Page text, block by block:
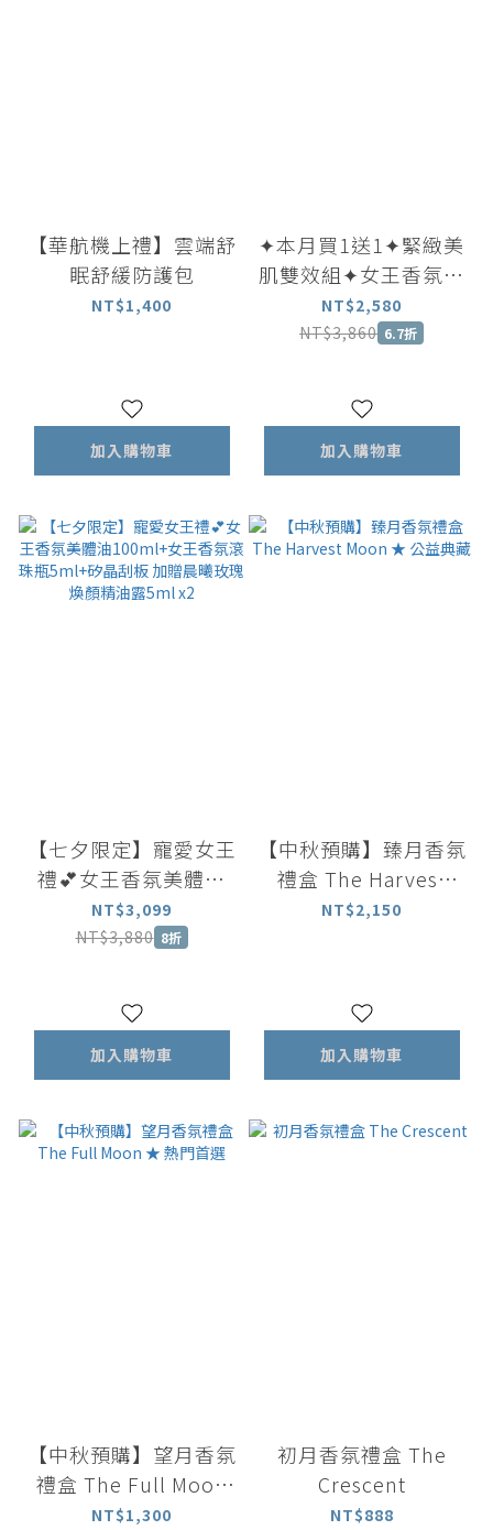
【華航機上禮】雲端舒
眠舒緩防護包
NT$1,400
加入購物車
✦本月買1送1✦緊緻美
肌雙效組✦女王香氛美
體油100ml 贈 美體乳
100ml
NT$2,580
NT$3,860 6.7折
加入購物車
【七夕限定】寵愛女王
禮💕女王香氛美體油
100ml+女王香氛滾珠
瓶5ml+矽晶刮板 加贈
5ml x2
NT$3,099
NT$3,880 8折
加入購物車
【中秋預購】臻月香氛
禮盒 The Harvest
Moon ★ 公益典藏
NT$2,150
加入購物車
【中秋預購】望月香氛
禮盒 The Full Moon
★ 熱門首選
NT$1,300
初月香氛禮盒 The
Crescent
NT$888